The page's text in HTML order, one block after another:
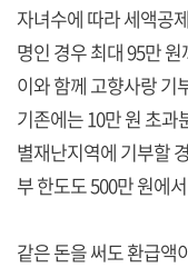
자녀수에 따라 세액공
명인 경우 최대 95만
이와 함께 고향사랑 기
기존에는 10만 원 초
별재난지역에 기부할
부 한도도 500만 원에
같은 돈을 써도 환급액